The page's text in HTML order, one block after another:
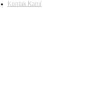
Kontak Kami